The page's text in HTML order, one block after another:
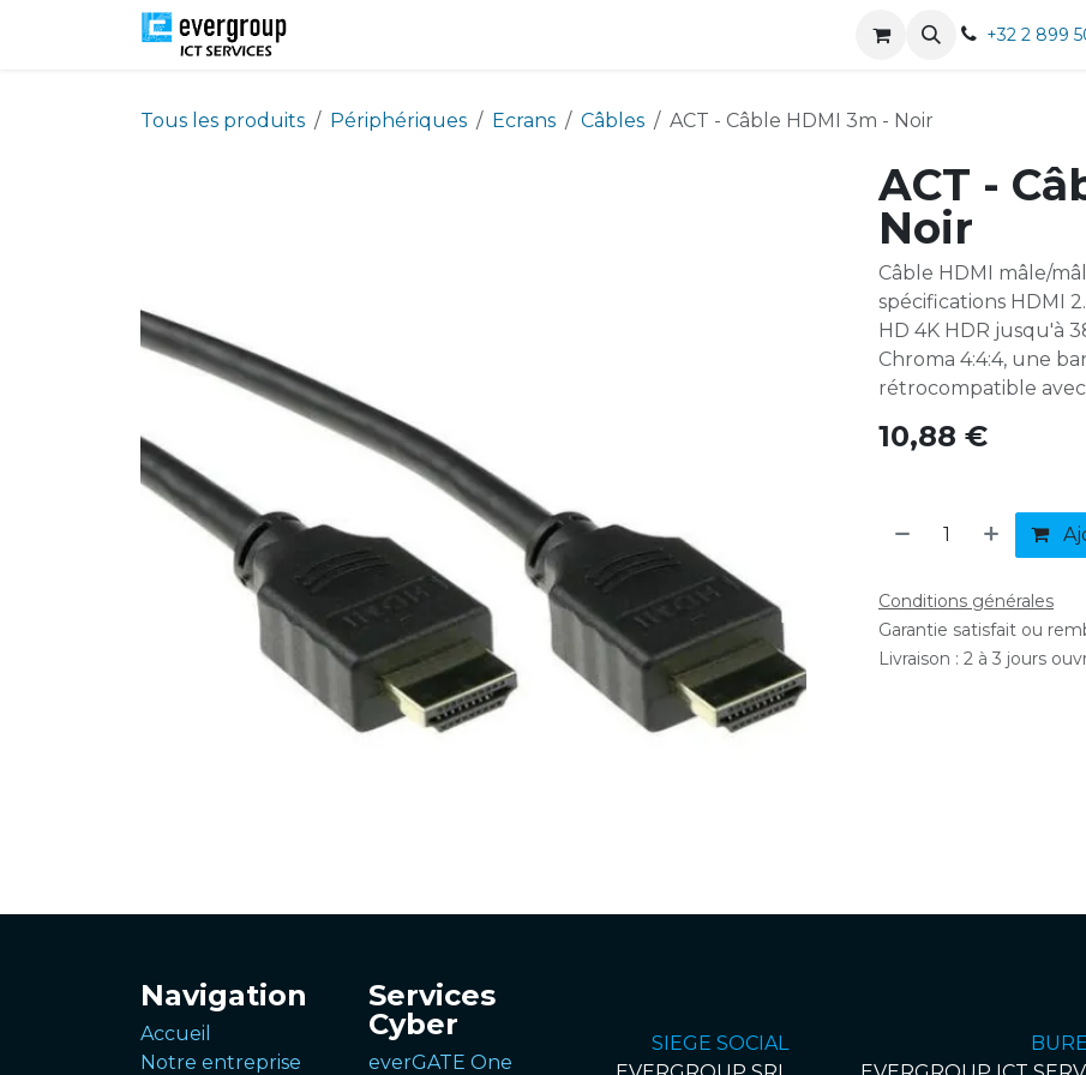
Se rendre au contenu
Boutique +32 2 899
Tous les produits Périphériques Ecrans Câbles ACT - Câble HDMI 3m - Noir
ACT -
Noir
Câble HDMI mâle/
spécifications HDMI
HD 4K HDR jusqu'à
Chroma 4:4:4, une
rétrocompatible avec
10,88 €
Conditions générales
Garantie satisfait ou
Livraison : 2 à 3 jours
Navigation
Accueil
Notre entreprise
Services
Cyber
everGATE One
SIEGE SOCIAL